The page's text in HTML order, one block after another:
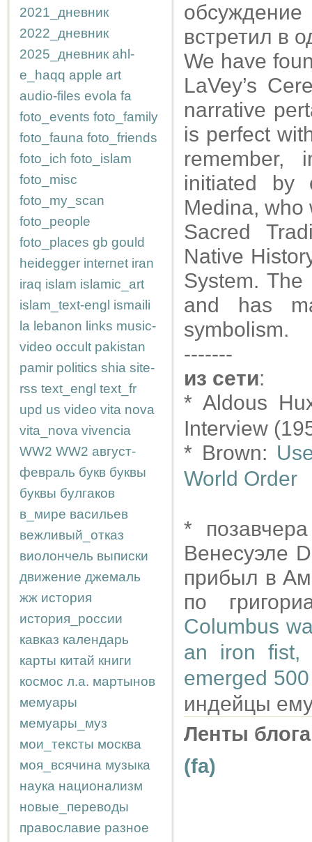
2021_дневник
2022_дневник
2025_дневник ahl-
e_haqq apple art
audio-files evola fa
foto_events foto_family
foto_fauna foto_friends
foto_ich foto_islam
foto_misc
foto_my_scan
foto_people
foto_places gb gould
heidegger internet iran
iraq islam islamic_art
islam_text-engl ismaili
la lebanon links music-
video occult pakistan
pamir politics shia site-
rss text_engl text_fr
upd us video vita nova
vita_nova vivencia
WW2 WW2 август-
февраль букв буквы
буквы булгаков
в_мире васильев
вежливый_отказ
виолончель выписки
движение джемаль
жж история
история_россии
кавказ календарь
карты китай книги
космос л.а. мартынов
мемуары
мемуары_муз
мои_тексты москва
моя_всячина музыка
наука национализм
новые_переводы
православие разное
встретил в
We have
LaVey’s
narrative
is perfect
remember,
initiated by
Medina, who
Sacred
Native
System.
and has
symbolism.
-------
из сети:
* Aldous
Interview
* Brown:
World Order
*
Венесуэле
прибыл в
по
Columbus
an iron fist,
emerged
индейцы
Ленты
(fa)